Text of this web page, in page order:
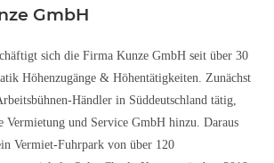
GmbH
sich die Firma Kunze GmbH seit über 30
Höhenzugänge & Höhentätigkeiten. Zunächst
Händler in Süddeutschland tätig,
Vermietung und Service GmbH hinzu. Daraus
Vermiet-Fuhrpark von über 120